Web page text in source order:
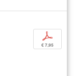
p
€ 7,95